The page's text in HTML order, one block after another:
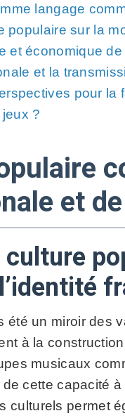
langage
populaire sur la
et économique
et la
pour
?
et
culture
un miroir des
à la
musicaux
cette capacité
culturels permet